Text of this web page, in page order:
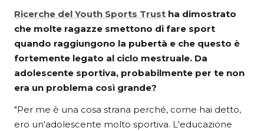
Ricerche del Youth Sports Trust ha dimostrato
che molte ragazze smettono di fare sport
quando raggiungono la pubertà e che questo è
fortemente legato al ciclo mestruale. Da
adolescente sportiva, probabilmente per te non
era un problema così grande?
"Per me è una cosa strana perché, come hai detto,
ero un'adolescente molto sportiva. L'educazione